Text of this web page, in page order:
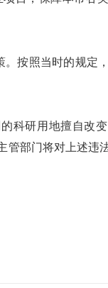
按照当时的规定
科研用地擅自改
管部门将对上述违